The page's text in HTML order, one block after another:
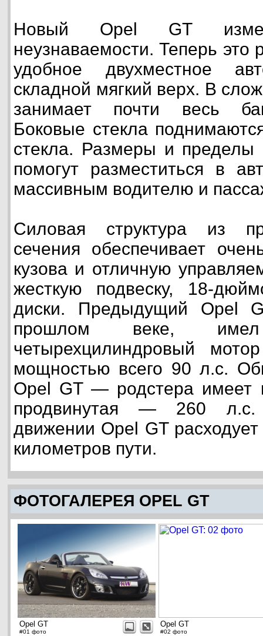
Новый Opel GT
неузнаваемости. Теперь
удобное двухместное
складной мягкий верх. В
занимает почти весь
Боковые стекла
стекла. Размеры и пределы
помогут разместиться в
массивным водителю и
Силовая структура из
сечения обеспечивает
кузова и отличную
жесткую подвеску, 18-
диски. Предыдущий Opel
прошлом веке,
четырехцилиндровый
мощностью всего 90 л.с.
Opel GT — родстера имеет
продвинутая — 260
движении Opel GT
километров пути.
ФОТОГАЛЕРЕЯ OPEL GT
Opel GT
#01 фото
Opel GT
#02 фото